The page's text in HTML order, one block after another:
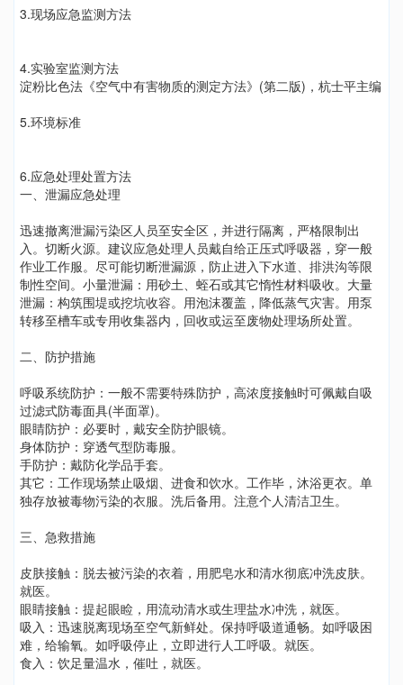
3.现场应急监测方法
4.实验室监测方法
淀粉比色法《空气中有害物质的测定方法》(第二版)，杭士平主编
5.环境标准
6.应急处理处置方法
一、泄漏应急处理
迅速撤离泄漏污染区人员至安全区，并进行隔离，严格限制出
入。切断火源。建议应急处理人员戴自给正压式呼吸器，穿一般
作业工作服。尽可能切断泄漏源，防止进入下水道、排洪沟等限
制性空间。小量泄漏：用砂土、蛭石或其它惰性材料吸收。大量
泄漏：构筑围堤或挖坑收容。用泡沫覆盖，降低蒸气灾害。用泵
转移至槽车或专用收集器内，回收或运至废物处理场所处置。
二、防护措施
呼吸系统防护：一般不需要特殊防护，高浓度接触时可佩戴自吸
过滤式防毒面具(半面罩)。
眼睛防护：必要时，戴安全防护眼镜。
身体防护：穿透气型防毒服。
手防护：戴防化学品手套。
其它：工作现场禁止吸烟、进食和饮水。工作毕，沐浴更衣。单
独存放被毒物污染的衣服。洗后备用。注意个人清洁卫生。
三、急救措施
皮肤接触：脱去被污染的衣着，用肥皂水和清水彻底冲洗皮肤。
就医。
眼睛接触：提起眼睑，用流动清水或生理盐水冲洗，就医。
吸入：迅速脱离现场至空气新鲜处。保持呼吸道通畅。如呼吸困
难，给输氧。如呼吸停止，立即进行人工呼吸。就医。
食入：饮足量温水，催吐，就医。